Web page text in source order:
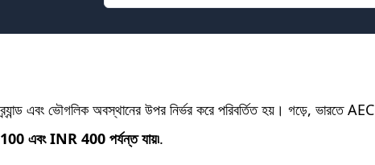
ব্র্যান্ড এবং ভৌগলিক অবস্থানের উপর নির্ভর করে পরিবর্তিত হয়। গড়ে, ভারতে AEC
100 এবং INR 400 পর্যন্ত যায়৷.